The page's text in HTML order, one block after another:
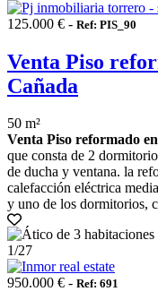
125.000 € - Ref: PIS_90
Venta Piso
Cañada
50 m²
Venta Piso reformado
que consta de 2
de ducha y ventana. la
calefacción eléctrica
y uno de los dormitorios,
1/27
950.000 € - Ref: 691